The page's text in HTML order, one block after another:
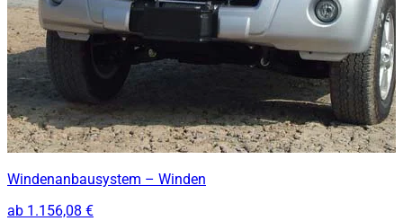
Windenanbausystem – Winden
ab 1.156,08 €